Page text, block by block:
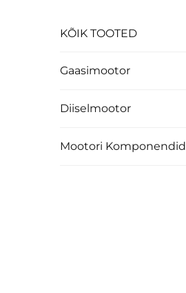
KÕIK TOOTED
Gaasimootor
Diiselmootor
Mootori Komponendid